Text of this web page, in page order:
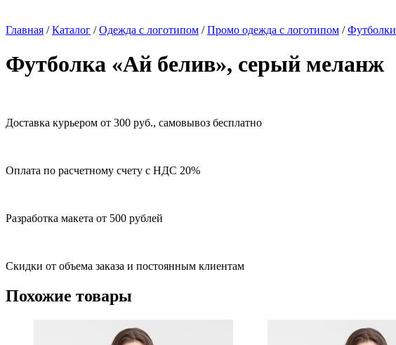
Главная /Каталог /Одежда с логотипом /Промо одежда с логотипом /Футболки
Футболка «Ай белив», серый меланж
Доставка курьером от 300 руб., самовывоз бесплатно
Оплата по расчетному счету с НДС 20%
Разработка макета от 500 рублей
Скидки от объема заказа и постоянным клиентам
Похожие товары